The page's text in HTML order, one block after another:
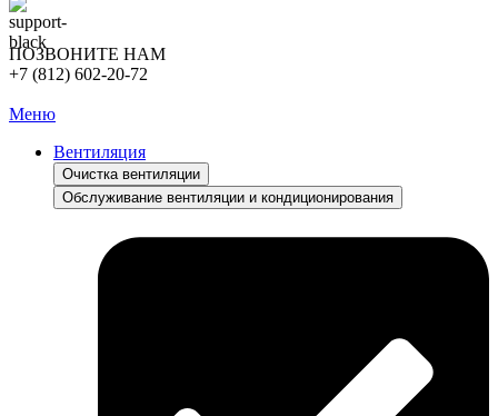
ПОЗВОНИТЕ НАМ
+7 (812) 602-20-72
Меню
Вентиляция
Очистка вентиляции
Обслуживание вентиляции и кондиционирования